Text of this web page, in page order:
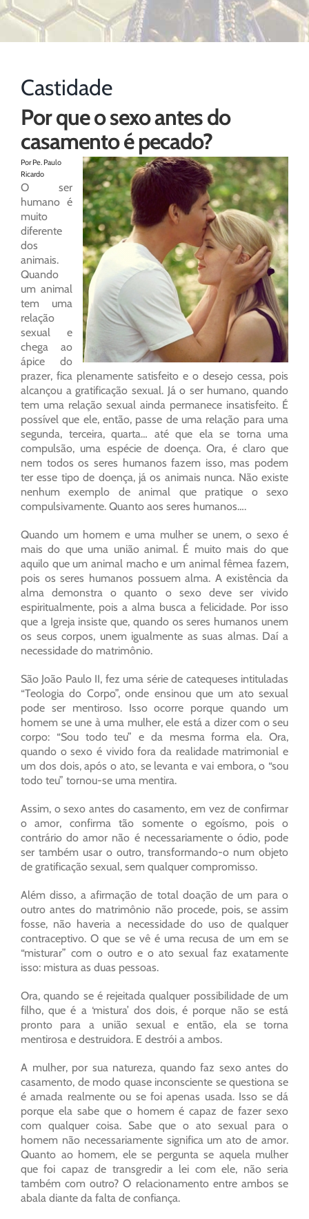
Castidade
Por que o sexo antes do
casamento é pecado?
Por Pe. Paulo
Ricardo
O ser
humano é
muito
diferente
dos
animais.
Quando
um animal
tem uma
relação
sexual e
chega ao
ápice do
prazer, fica plenamente satisfeito e o desejo cessa, pois
alcançou a gratificação sexual. Já o ser humano, quando
tem uma relação sexual ainda permanece insatisfeito. É
possível que ele, então, passe de uma relação para uma
segunda, terceira, quarta… até que ela se torna uma
compulsão, uma espécie de doença. Ora, é claro que
nem todos os seres humanos fazem isso, mas podem
ter esse tipo de doença, já os animais nunca. Não existe
nenhum exemplo de animal que pratique o sexo
compulsivamente. Quanto aos seres humanos….
Quando um homem e uma mulher se unem, o sexo é
mais do que uma união animal. É muito mais do que
aquilo que um animal macho e um animal fêmea fazem,
pois os seres humanos possuem alma. A existência da
alma demonstra o quanto o sexo deve ser vivido
espiritualmente, pois a alma busca a felicidade. Por isso
que a Igreja insiste que, quando os seres humanos unem
os seus corpos, unem igualmente as suas almas. Daí a
necessidade do matrimônio.
São João Paulo II, fez uma série de catequeses intituladas
“Teologia do Corpo”, onde ensinou que um ato sexual
pode ser mentiroso. Isso ocorre porque quando um
homem se une à uma mulher, ele está a dizer com o seu
corpo: “Sou todo teu” e da mesma forma ela. Ora,
quando o sexo é vivido fora da realidade matrimonial e
um dos dois, após o ato, se levanta e vai embora, o “sou
todo teu” tornou-se uma mentira.
Assim, o sexo antes do casamento, em vez de confirmar
o amor, confirma tão somente o egoísmo, pois o
contrário do amor não é necessariamente o ódio, pode
ser também usar o outro, transformando-o num objeto
de gratificação sexual, sem qualquer compromisso.
Além disso, a afirmação de total doação de um para o
outro antes do matrimônio não procede, pois, se assim
fosse, não haveria a necessidade do uso de qualquer
contraceptivo. O que se vê é uma recusa de um em se
“misturar” com o outro e o ato sexual faz exatamente
isso: mistura as duas pessoas.
Ora, quando se é rejeitada qualquer possibilidade de um
filho, que é a ‘mistura’ dos dois, é porque não se está
pronto para a união sexual e então, ela se torna
mentirosa e destruidora. E destrói a ambos.
A mulher, por sua natureza, quando faz sexo antes do
casamento, de modo quase inconsciente se questiona se
é amada realmente ou se foi apenas usada. Isso se dá
porque ela sabe que o homem é capaz de fazer sexo
com qualquer coisa. Sabe que o ato sexual para o
homem não necessariamente significa um ato de amor.
Quanto ao homem, ele se pergunta se aquela mulher
que foi capaz de transgredir a lei com ele, não seria
também com outro? O relacionamento entre ambos se
abala diante da falta de confiança.